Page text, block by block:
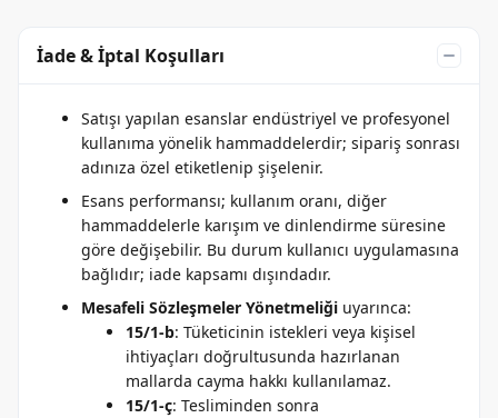
İade & İptal Koşulları
Satışı yapılan esanslar endüstriyel ve profesyonel
kullanıma yönelik hammaddelerdir; sipariş sonrası
adınıza özel etiketlenip şişelenir.
Esans performansı; kullanım oranı, diğer
hammaddelerle karışım ve dinlendirme süresine
göre değişebilir. Bu durum kullanıcı uygulamasına
bağlıdır; iade kapsamı dışındadır.
Mesafeli Sözleşmeler Yönetmeliği uyarınca:
15/1-b: Tüketicinin istekleri veya kişisel
ihtiyaçları doğrultusunda hazırlanan
mallarda cayma hakkı kullanılamaz.
15/1-ç: Tesliminden sonra